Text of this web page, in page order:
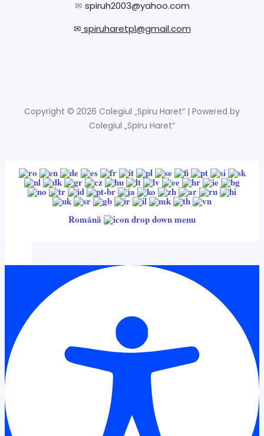
✉ spiruh2003@yahoo.com
✉ spiruharetpl@gmail.com
Copyright © 2026 Colegiul „Spiru Haret” | Powered by
Colegiul „Spiru Haret”
Română